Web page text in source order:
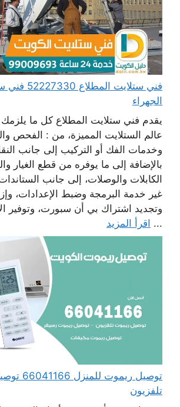
فني ستلايت
الجهراء
يقدم فني ستلايت المطلاع كل ما
عالم الستلايت المميزة، من : الفحص
وخدمات الفك أو التركيب إلى جانب
بالإضافة إلى ما يوفره من قطع الغيار
الكابلات والوصلات، إلى جانب
غير خدمة البرمجة وضبط الإعدادات،
وتجديد اشتراك بي أن سبورت، وتوفير
... اقرأ المزيد
توصيل ريموت
تلفزيون